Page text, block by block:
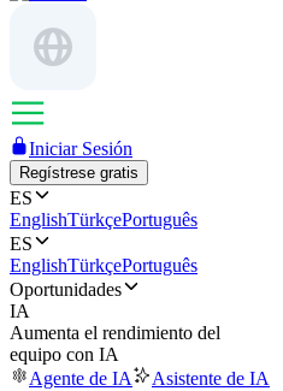
Iniciar Sesión
Regístrese gratis
ES
EnglishTürkçePortuguês
ES
EnglishTürkçePortuguês
Oportunidades
IA
Aumenta el rendimiento del
equipo con IA
Agente de IA
Asistente de IA